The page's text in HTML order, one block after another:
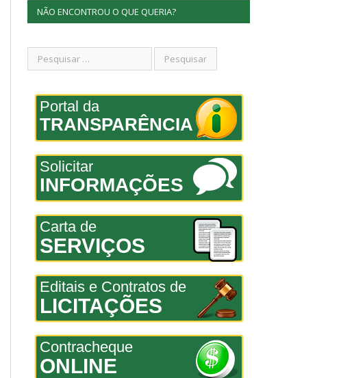
NÃO ENCONTROU O QUE QUERIA?
Portal da
TRANSPARÊNCIA
Solicitar
INFORMAÇÕES
Carta de
SERVIÇOS
Editais e Contratos de
LICITAÇÕES
Contracheque
ONLINE